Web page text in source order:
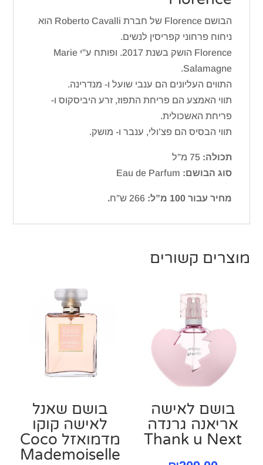
הבושם Florence של חברת Roberto Cavalli הוא
ניחוח פרחוני קפריסין לנשים.
Florence הושק בשנת 2017. ופותח ע”י Marie
Salamagne.
התווים העליונים הם ענבי שועל ו- מנדרינה.
תווי האמצע הם פריחת התפוז, זרע היביסקוס ו-
פריחת האשכולית.
תווי הבסיס הם פצ’ולי, ענבר ו- מושק.
תכולה: 75 מ”ל
סוג הבושם:
מחיר עבור 100 מ”ל: 266 ש”ח .
מוצרים קשורים
בושם לאישה
אריאנה גרנדה
Thank u Next
בושם שאנל
לאישה קוקו
מדמואזל Coco
Mademoiselle